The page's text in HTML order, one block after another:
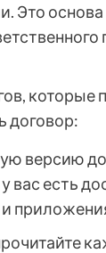
Это
которые
договор:
версию
вас есть
и